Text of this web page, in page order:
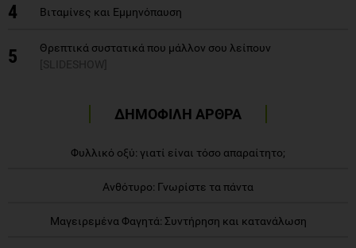
4 Βιταμίνες και Εμμηνόπαυση
5
Θρεπτικά συστατικά που μάλλον σου λείπουν
[SLIDESHOW]
ΔΗΜΟΦΙΛΗ ΑΡΘΡΑ
Φυλλικό οξύ: γιατί είναι τόσο απαραίτητο;
Ανθότυρο: Γνωρίστε τα πάντα
Μαγειρεμένα Φαγητά: Συντήρηση και κατανάλωση